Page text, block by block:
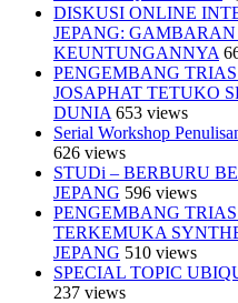
DISKUSI ONLINE
JEPANG:
KEUNTUNGANNYA
PENGEMBANG
JOSAPHAT TETUKO
DUNIA 653 views
Serial Workshop
626 views
STUDi – BERBURU
JEPANG 596 views
PENGEMBANG
TERKEMUKA
JEPANG 510 views
SPECIAL TOPIC
237 views